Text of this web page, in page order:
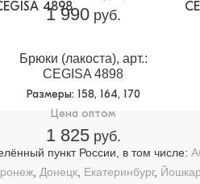
1 990руб.
Брюки (лакоста), арт.:
CEGISA 4898
Размеры: 158, 164, 170
Цена оптом
1 825руб.
пункт России, в том числе:
Донецк Екатеринбург,